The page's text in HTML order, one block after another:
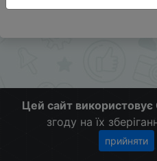
Цей сайт використовує
згоду на їх
прийняти